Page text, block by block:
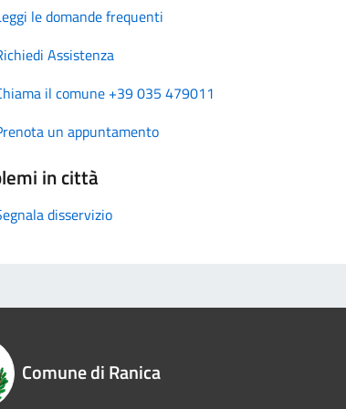
le domande frequenti
Assistenza
il comune +39 035 479011
un appuntamento
in città
disservizio
Comune di Ranica